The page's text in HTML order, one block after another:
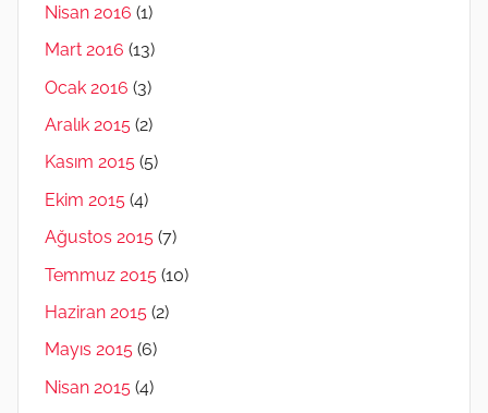
Nisan 2016 (1)
Mart 2016 (13)
Ocak 2016 (3)
Aralık 2015 (2)
Kasım 2015 (5)
Ekim 2015 (4)
Ağustos 2015 (7)
Temmuz 2015 (10)
Haziran 2015 (2)
Mayıs 2015 (6)
Nisan 2015 (4)